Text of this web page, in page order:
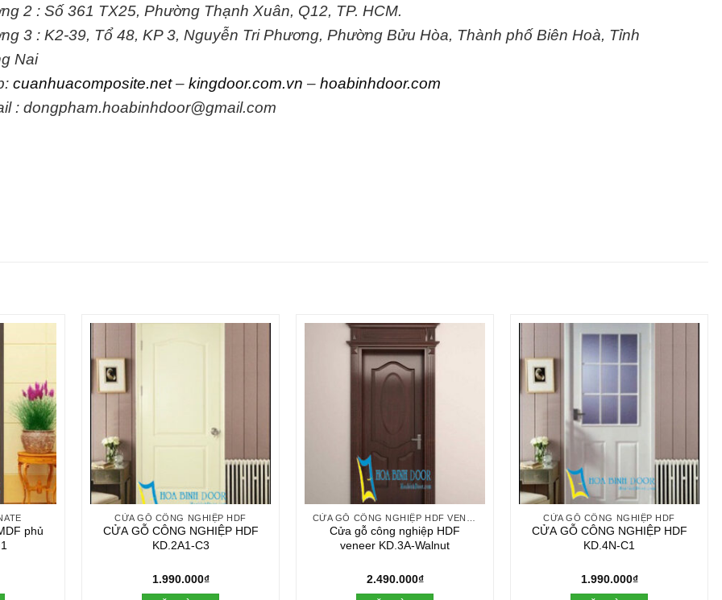
2 : Số 361 TX25, Phường Thạnh Xuân, Q12, TP. HCM.
3 : K2-39, Tổ 48, KP 3, Nguyễn Tri Phương, Phường Bửu Hòa, Thành phố Biên Hoà, Tỉnh
Nai
cuanhuacomposite.net– kingdoor.com.vn – hoabinhdoor.com
: dongpham.hoabinhdoor@gmail.com
phủ
CỬA GỖ CÔNG NGHIỆP HDF
CỬA GỖ CÔNG NGHIỆP HDF
KD.2A1-C3
1.990.000₫
Cửa gỗ công nghiệp HDF
veneer KD.3A-Walnut
2.490.000₫
CỬA GỖ CÔNG NGHIỆP HDF
CỬA GỖ CÔNG NGHIỆP HDF
KD.4N-C1
1.990.000₫